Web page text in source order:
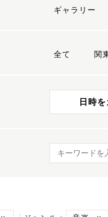
ギャラリー
全て 関
日時
キーワード